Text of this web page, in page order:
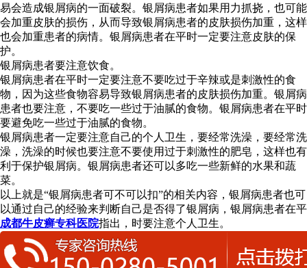
易会造成银屑病的一面破裂。银屑病患者如果用力抓挠，也可能
会加重皮肤的损伤，从而导致银屑病患者的皮肤损伤加重，这样
也会加重患者的病情。银屑病患者在平时一定要注意皮肤的保
护。
银屑病患者要注意饮食。
银屑病患者在平时一定要注意不要吃过于辛辣或是刺激性的食
物，因为这些食物容易导致银屑病患者的皮肤损伤加重。银屑病
患者也要注意，不要吃一些过于油腻的食物。银屑病患者在平时
要避免吃一些过于油腻的食物。
银屑病患者一定要注意自己的个人卫生，要经常洗澡，要经常洗
澡，洗澡的时候也要注意不要使用过于刺激性的肥皂，这样也有
利于保护银屑病。银屑病患者还可以多吃一些新鲜的水果和蔬
菜。
以上就是“银屑病患者可不可以扣”的相关内容，银屑病患者也可
以通过自己的经验来判断自己是否得了银屑病，银屑病患者在平
成都牛皮癣专科医院指出，时要注意个人卫生。